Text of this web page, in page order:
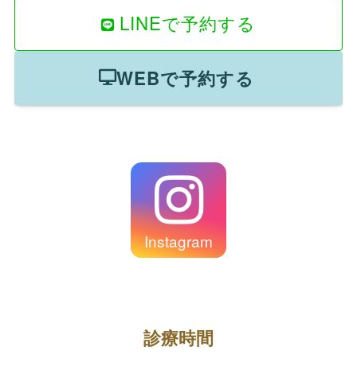
LINEで予約する
WEBで予約する
Instagram
診療時間